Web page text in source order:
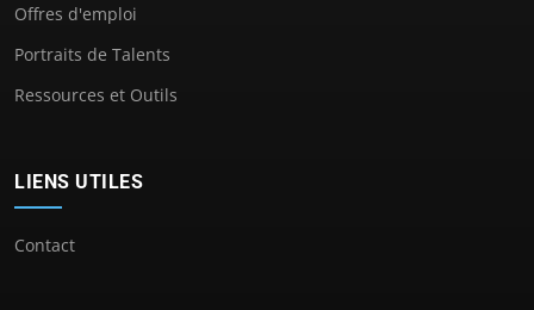
Offres d'emploi
Portraits de Talents
Ressources et Outils
LIENS UTILES
Contact